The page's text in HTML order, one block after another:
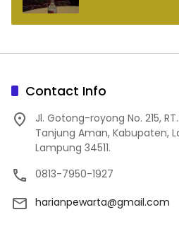
Contact Info
Jl. Gotong-royong No. 215,
Tanjung Aman, Kabupaten,
Lampung 34511.
0813-7950-1927
harianpewarta@gmail.com